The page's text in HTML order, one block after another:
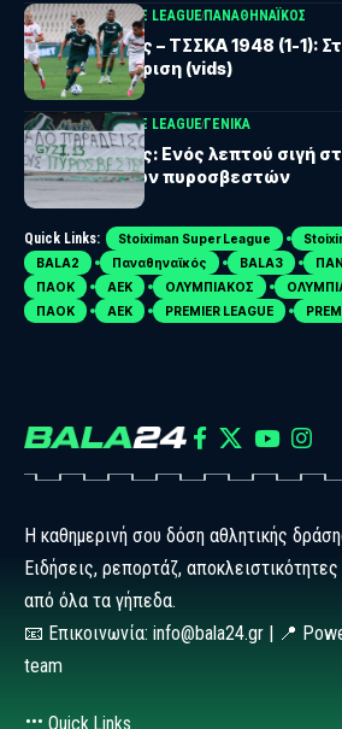
UEFA CONFERENCE LEAGUEΠΑΝΑΘΗΝΑΪΚΟΣ
Παναθηναϊκός – ΤΣΣΚΑ 1948 (1-1):
κριθεί η πρόκριση (vids)
UEFA CONFERENCE LEAGUEΓΕΝΙΚΆ
Παναθηναϊκός: Ενός λεπτού σιγή
αδικοχαμένων πυροσβεστών
Quick Links: Stoiximan Super League
BALA2
Παναθηναϊκός BALA3
ΠΑΟΚ
ΑΕΚ ΟΛΥΜΠΙΑΚΟΣ
ΠΑΟΚ
ΑΕΚ PREMIER LEAGUE
Η καθημερινή σου δόση αθλητικής
Ειδήσεις, ρεπορτάζ,
από όλα τα γήπεδα.
📧 Επικοινωνία: info@bala24.gr | 📍
team
Quick Links